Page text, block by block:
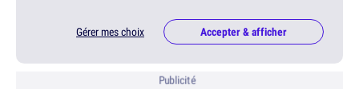
Gérer mes choix Accepter & afficher
Publicité